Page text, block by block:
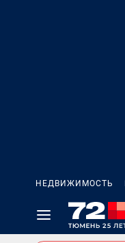
НЕДВИЖИМОСТЬ